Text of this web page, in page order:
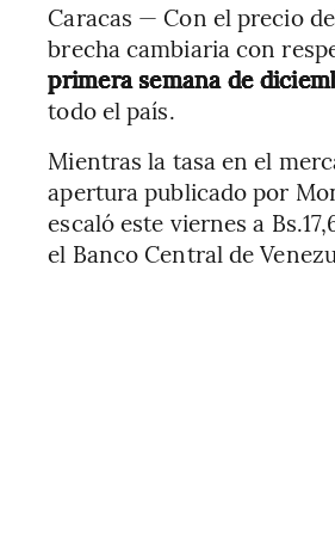
Caracas — Con el precio
brecha cambiaria con
primera semana de
todo el país.
Mientras la tasa en el
apertura publicado por
escaló este viernes a
el Banco Central de